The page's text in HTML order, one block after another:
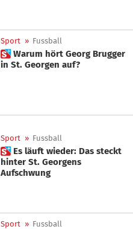
Sport » Fussball
 Warum hört Georg Brugger
in St. Georgen auf?
Sport » Fussball
 Es läuft wieder: Das steckt
hinter St. Georgens
Aufschwung
Sport » Fussball